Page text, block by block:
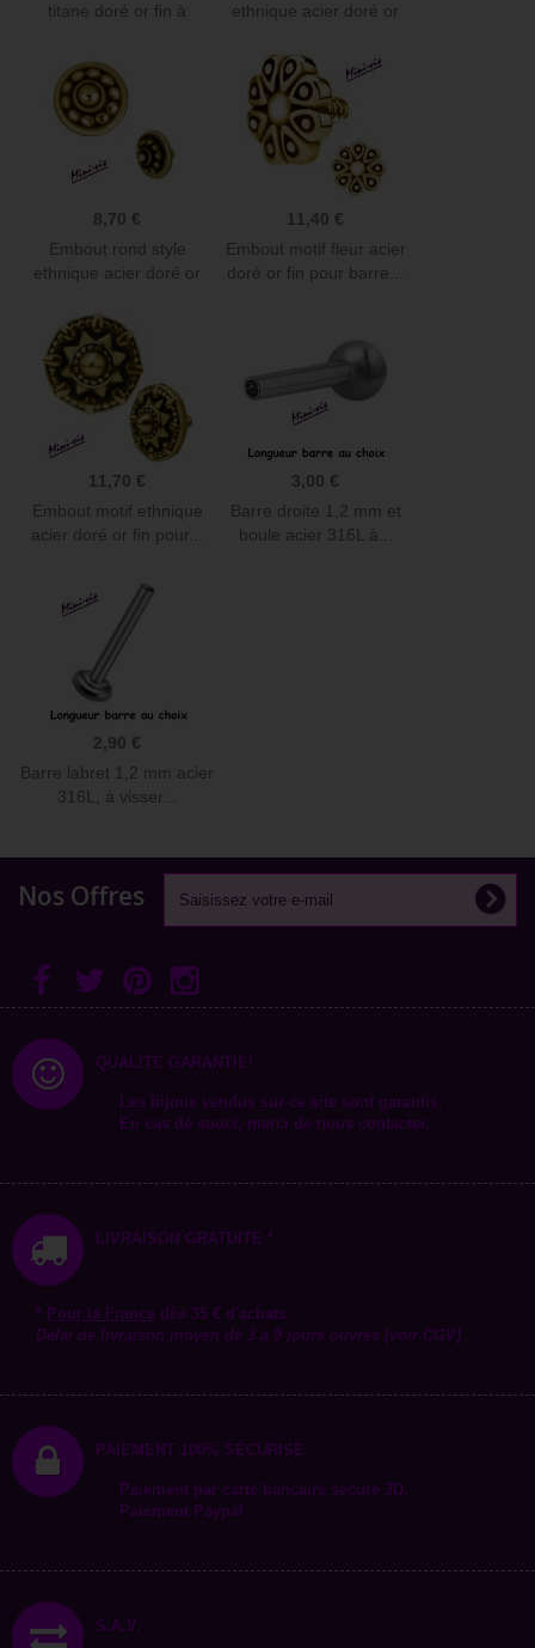
titane doré or fin à
ethnique acier doré or
8,70 €
Embout rond style
ethnique acier doré or
11,40 €
Embout motif fleur acier
doré or fin pour barre...
11,70 €
Embout motif ethnique
acier doré or fin pour...
3,00 €
Barre droite 1,2 mm et
boule acier 316L à...
2,90 €
Barre labret 1,2 mm acier
316L, à visser...
Nos Offres
QUALITÉ GARANTIE!
Les bijoux vendus sur ce site sont garantis.
En cas de souci, merci de nous contacter.
LIVRAISON GRATUITE *
* Pour la France dès 35 € d'achats.
Délai de livraison moyen de 3 à 9 jours ouvrés (voir CGV)
PAIEMENT 100% SÉCURISÉ
Paiement par carte bancaire secure 3D.
Paiement Paypal
S.A.V.